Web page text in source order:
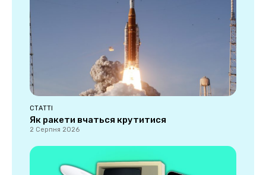
СТАТТІ
Як ракети вчаться крутитися
2 Серпня 2026